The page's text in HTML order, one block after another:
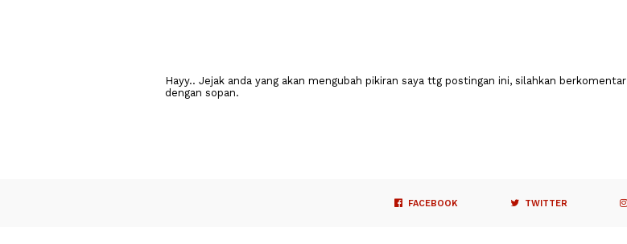
Hayy.. Jejak anda yang akan mengubah pikiran saya ttg postingan ini, silahkan berkomentar
dengan sopan.